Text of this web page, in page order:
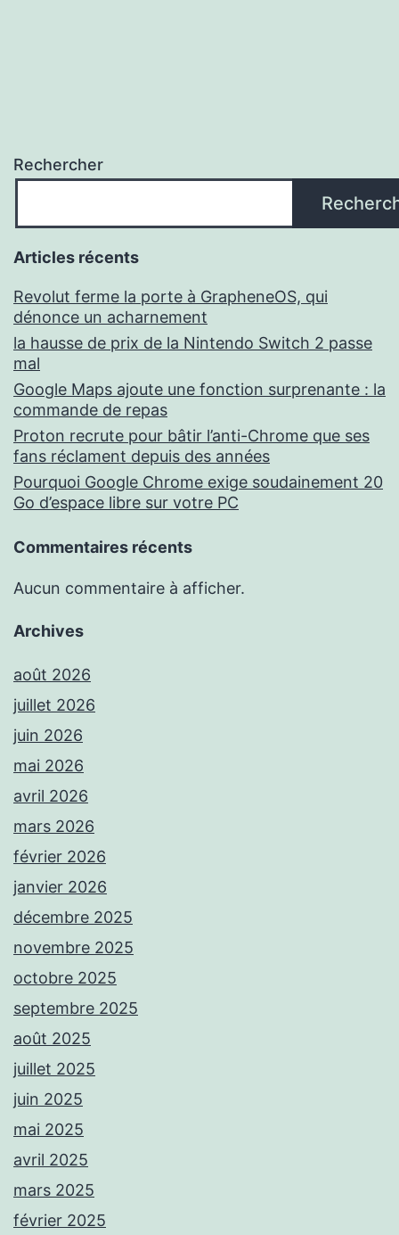
Rechercher
Articles récents
Revolut ferme la porte à GrapheneOS, qui
dénonce un acharnement
la hausse de prix de la Nintendo Switch 2 passe
mal
Google Maps ajoute une fonction surprenante : la
commande de repas
Proton recrute pour bâtir l’anti-Chrome que ses
fans réclament depuis des années
Pourquoi Google Chrome exige soudainement 20
Go d’espace libre sur votre PC
Commentaires récents
Aucun commentaire à afficher.
Archives
août 2026
juillet 2026
juin 2026
mai 2026
avril 2026
mars 2026
février 2026
janvier 2026
décembre 2025
novembre 2025
octobre 2025
septembre 2025
août 2025
juillet 2025
juin 2025
mai 2025
avril 2025
mars 2025
février 2025